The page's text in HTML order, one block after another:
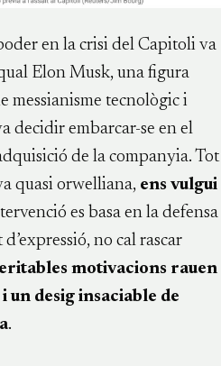
en la crisi del Capitoli va
Elon Musk, una figura
messianisme tecnològic i
decidir embarcar-se en el
de la companyia. Tot
quasi orwelliana, ens vulgui
es basa en la defensa
no cal rascar
motivacions rauen
un desig insaciable de
.